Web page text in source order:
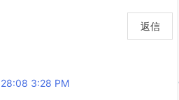
返信
3:28 PM